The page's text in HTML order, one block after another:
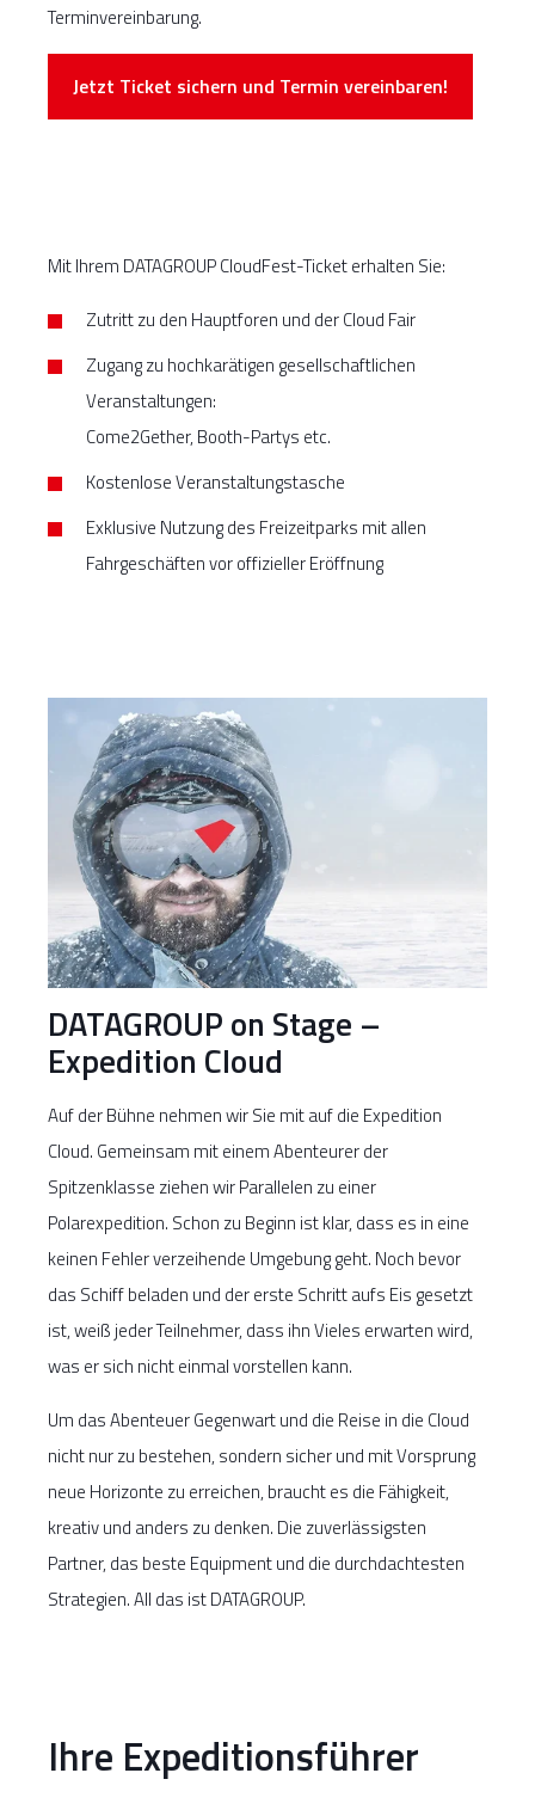
Terminvereinbarung.
Jetzt Ticket sichern und Termin vereinbaren!
Mit Ihrem DATAGROUP CloudFest-Ticket erhalten Sie:
Zutritt zu den Hauptforen und der Cloud Fair
Zugang zu hochkarätigen gesellschaftlichen
Veranstaltungen:
Come2Gether, Booth-Partys etc.
Kostenlose Veranstaltungstasche
Exklusive Nutzung des Freizeitparks mit allen
Fahrgeschäften vor offizieller Eröffnung
DATAGROUP on Stage –
Expedition Cloud
Auf der Bühne nehmen wir Sie mit auf die Expedition
Cloud. Gemeinsam mit einem Abenteurer der
Spitzenklasse ziehen wir Parallelen zu einer
Polarexpedition. Schon zu Beginn ist klar, dass es in eine
keinen Fehler verzeihende Umgebung geht. Noch bevor
das Schiff beladen und der erste Schritt aufs Eis gesetzt
ist, weiß jeder Teilnehmer, dass ihn Vieles erwarten wird,
was er sich nicht einmal vorstellen kann.
Um das Abenteuer Gegenwart und die Reise in die Cloud
nicht nur zu bestehen, sondern sicher und mit Vorsprung
neue Horizonte zu erreichen, braucht es die Fähigkeit,
kreativ und anders zu denken. Die zuverlässigsten
Partner, das beste Equipment und die durchdachtesten
Strategien. All das ist DATAGROUP.
Ihre Expeditionsführer